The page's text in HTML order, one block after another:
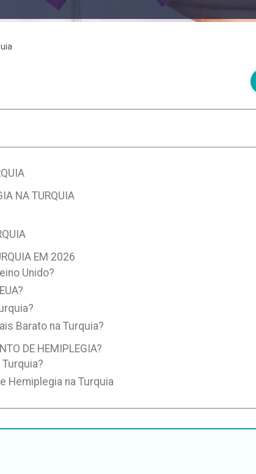
NA TURQUIA
EM 2026
Unido?
Barato na Turquia?
DE HEMIPLEGIA?
Hemiplegia na Turquia